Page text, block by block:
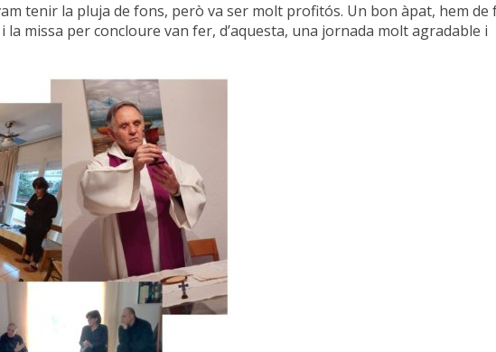
tenir la pluja de fons, però va ser molt profitós. Un bon àpat, hem de
missa per concloure van fer, d’aquesta, una jornada molt agradable i